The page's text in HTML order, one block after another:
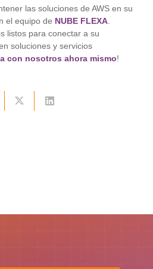
las soluciones de AWS en su
el equipo de NUBE FLEXA
listos para conectar a su
soluciones y servicios
con nosotros ahora mismo!